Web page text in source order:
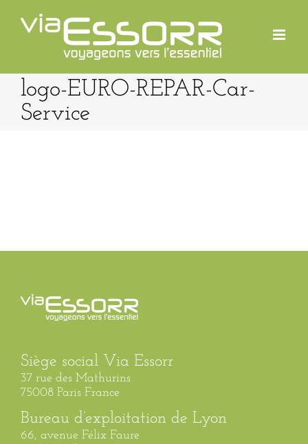
contenu
logo-EURO-REPAR-Car-
Service
Siège social Via Essorr
37 rue des Mathurins
75008 Paris France
Bureau d’exploitation de Lyon
66, avenue Félix Faure